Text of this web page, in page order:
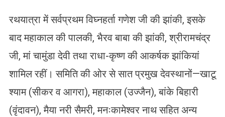
रथयात्रा में सर्वप्रथम विघ्नहर्ता गणेश जी की झांकी, इसके
बाद महाकाल की पालकी, भैरव बाबा की झांकी, श्रीरामचंद्र
जी, मां चामुंडा देवी तथा राधा-कृष्ण की आकर्षक झांकियां
शामिल रहीं। समिति की ओर से सात प्रमुख देवस्थानों—खाटू
श्याम (सीकर व आगरा), महाकाल (उज्जैन), बांके बिहारी
(वृंदावन), मैया नरी सैमरी, मनःकामेश्वर नाथ सहित अन्य